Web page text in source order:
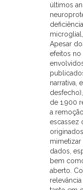
últimos
Apesar
efeitos no
narrativa,
de 1.900
a
escassez
dados,
bem
aberto.